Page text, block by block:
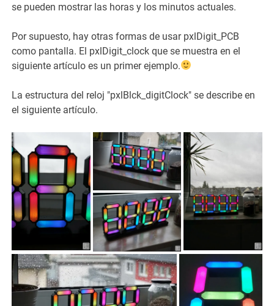
se pueden mostrar las horas y los minutos actuales.
Por supuesto, hay otras formas de usar pxlDigit_PCB
como pantalla. El pxlDigit_clock que se muestra en el
siguiente artículo es un primer ejemplo.
La estructura del reloj "pxlBlck_digitClock" se describe en
el siguiente artículo.